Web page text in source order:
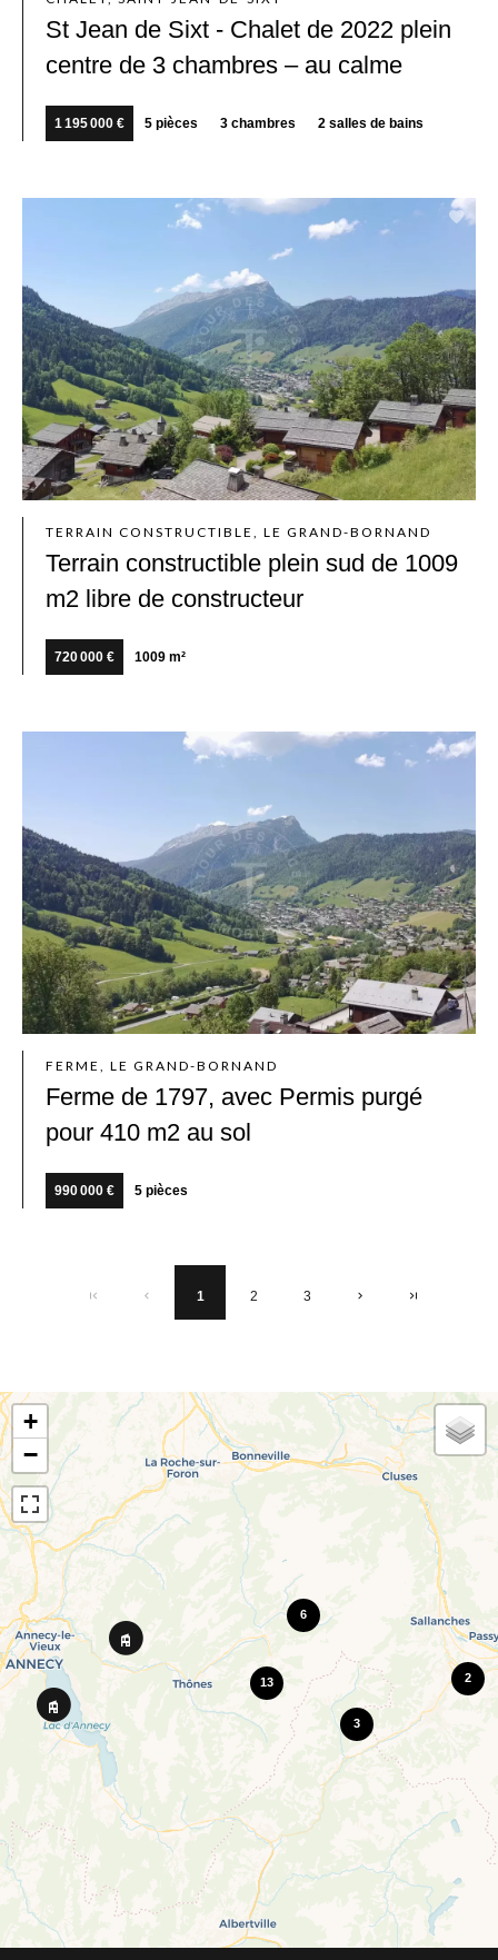
St Jean de Sixt - Chalet de 2022 plein
centre de 3 chambres – au calme
1 195 000 € 5 pièces 3 chambres 2 salles de bains
TERRAIN CONSTRUCTIBLE, LE GRAND-BORNAND
Terrain constructible plein sud de 1009
m2 libre de constructeur
720 000 € 1009 m²
FERME, LE GRAND-BORNAND
Ferme de 1797, avec Permis purgé
pour 410 m2 au sol
990 000 € 5 pièces
1 2 3
2
3
6
13
+
−